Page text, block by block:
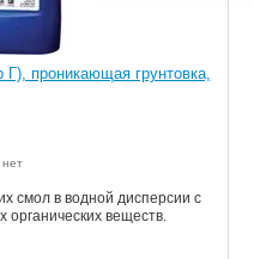
проникающая грунтовка,
нет
смол в водной дисперсии с
органических веществ.